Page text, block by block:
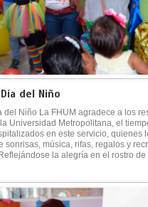
del Niño
del Niño La FHUM agradece a los
Universidad Metropolitana, el
en este servicio, quienes
sonrisas, música, rifas, regalos y
la alegría en el rostro